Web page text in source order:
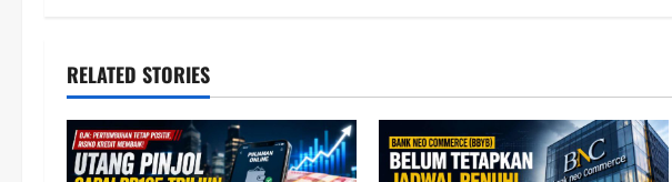
n
a
v
RELATED STORIES